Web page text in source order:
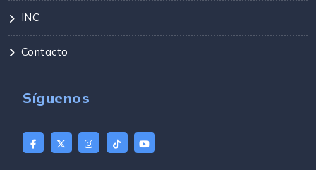
INC
Contacto
Síguenos